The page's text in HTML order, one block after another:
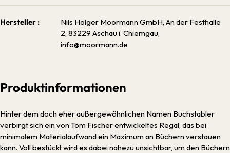
Hersteller :
Nils Holger Moormann GmbH, An der Festhalle
2, 83229 Aschau i. Chiemgau,
info@moormann.de
Produktinformationen
Hinter dem doch eher außergewöhnlichen Namen Buchstabler
verbirgt sich ein von Tom Fischer entwickeltes Regal, das bei
minimalem Materialaufwand ein Maximum an Büchern verstauen
kann. Voll bestückt wird es dabei nahezu unsichtbar, um den Büchern